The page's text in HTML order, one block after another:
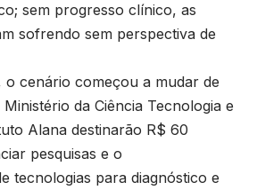
sem progresso clínico, as
sofrendo sem perspectiva de
o cenário começou a mudar de
da Ciência Tecnologia e
Alana destinarão R$ 60
pesquisas e o
tecnologias para diagnóstico e